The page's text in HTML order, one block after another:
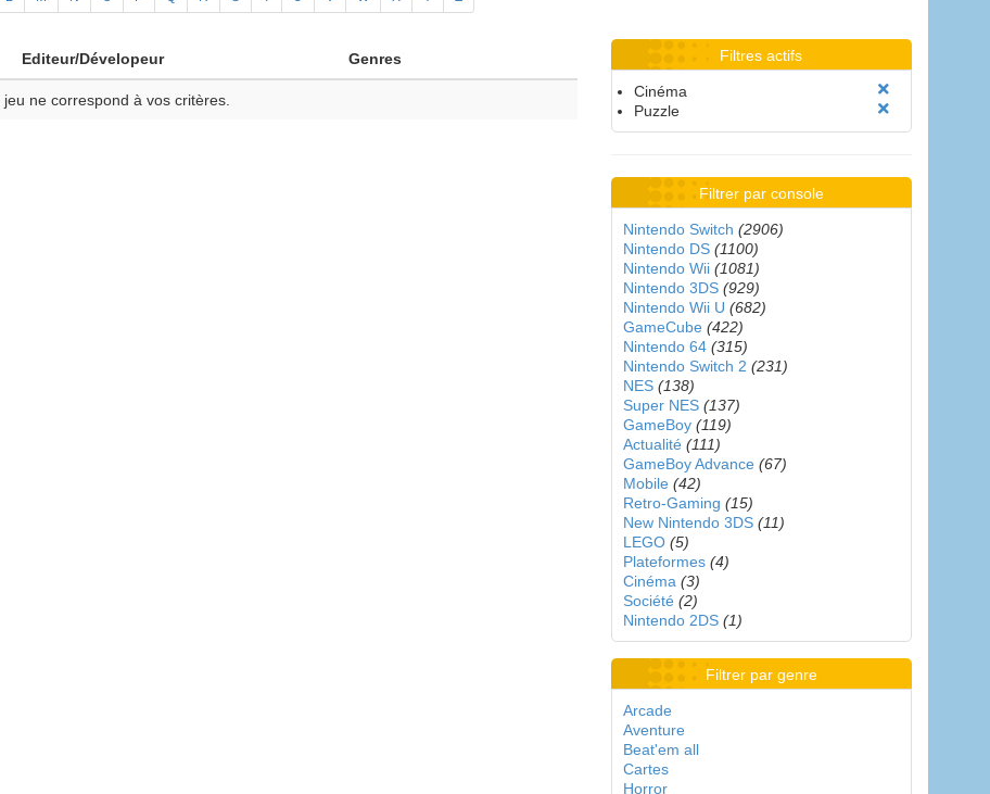
Editeur/Dévelopeur Genres
jeu ne correspond à vos critères.
Filtres actifs
Cinéma
Puzzle
Filtrer par console
Nintendo Switch (2906)
Nintendo DS (1100)
Nintendo Wii (1081)
Nintendo 3DS (929)
Nintendo Wii U (682)
GameCube (422)
Nintendo 64 (315)
Nintendo Switch 2 (231)
NES (138)
Super NES (137)
GameBoy (119)
Actualité (111)
GameBoy Advance (67)
Mobile (42)
Retro-Gaming (15)
New Nintendo 3DS (11)
LEGO (5)
Plateformes (4)
Cinéma (3)
Société (2)
Nintendo 2DS (1)
Filtrer par genre
Arcade
Aventure
Beat'em all
Cartes
Horror